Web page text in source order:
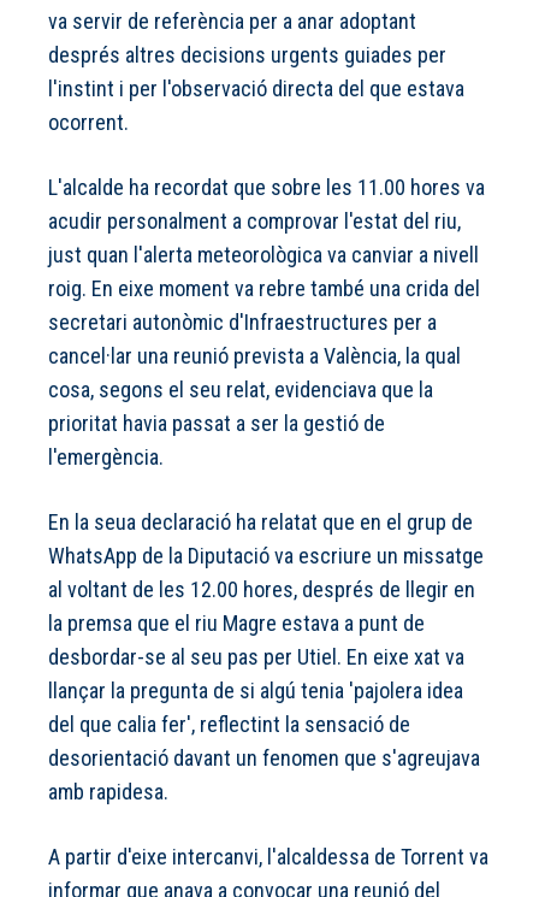
va servir de referència per a anar adoptant
després altres decisions urgents guiades per
l'instint i per l'observació directa del que estava
ocorrent.
L'alcalde ha recordat que sobre les 11.00 hores va
acudir personalment a comprovar l'estat del riu,
just quan l'alerta meteorològica va canviar a nivell
roig. En eixe moment va rebre també una crida del
secretari autonòmic d'Infraestructures per a
cancel·lar una reunió prevista a València, la qual
cosa, segons el seu relat, evidenciava que la
prioritat havia passat a ser la gestió de
l'emergència.
En la seua declaració ha relatat que en el grup de
WhatsApp de la Diputació va escriure un missatge
al voltant de les 12.00 hores, després de llegir en
la premsa que el riu Magre estava a punt de
desbordar-se al seu pas per Utiel. En eixe xat va
llançar la pregunta de si algú tenia 'pajolera idea
del que calia fer', reflectint la sensació de
desorientació davant un fenomen que s'agreujava
amb rapidesa.
A partir d'eixe intercanvi, l'alcaldessa de Torrent va
informar que anava a convocar una reunió del